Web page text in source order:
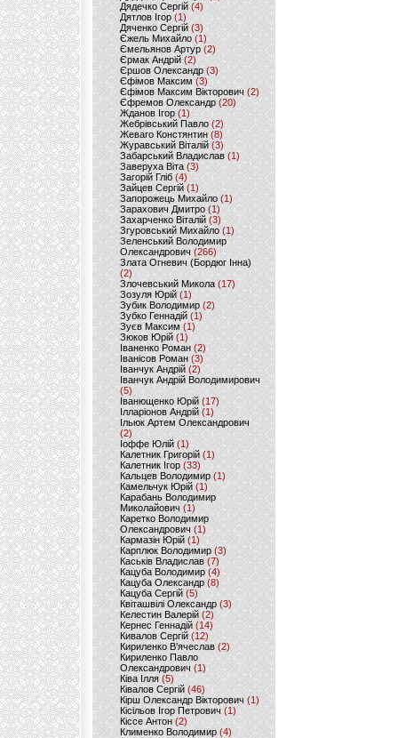
Дядечко Сергій (4)
Дятлов Ігор (1)
Дяченко Сергій (3)
Єжель Михайло (1)
Ємельянов Артур (2)
Єрмак Андрій (2)
Єршов Олександр (3)
Єфімов Максим (3)
Єфімов Максим Вікторович (2)
Єфремов Олександр (20)
Жданов Ігор (1)
Жебрівський Павло (2)
Жеваго Констянтин (8)
Журавський Віталій (3)
Забарський Владислав (1)
Заверуха Віта (3)
Загорій Гліб (4)
Зайцев Сергій(1)
Запорожець Михайло (1)
Зарахович Дмитро (1)
Захарченко Віталій (3)
Згуровський Михайло (1)
Зеленський Володимир
Олександрович (266)
Злата Огневич (Бордюг Інна)
(2)
Злочевський Микола(17)
Зозуля Юрій (1)
Зубик Володимир (2)
Зубко Геннадій (1)
Зуєв Максим(1)
Зюков Юрій (1)
Іваненко Роман (2)
Іванісов Роман (3)
Іванчук Андрій(2)
Іванчук Андрій Володимирович
(5)
Іванющенко Юрій (17)
Ілларіонов Андрій (1)
Ільюк Артем Олександрович
(2)
Іоффе Юлій (1)
Калетник Григорій(1)
Калетник Ігор (33)
Кальцев Володимир(1)
Камельчук Юрій (1)
Карабань Володимир
Миколайович (1)
Каретко Володимир
Олександрович (1)
Кармазін Юрій(1)
Карплюк Володимир(3)
Каськів Владислав (7)
Кацуба Володимир (4)
Кацуба Олександр (8)
Кацуба Сергій (5)
Квіташвілі Олександр(3)
Келестин Валерій(2)
Кернес Геннадій (14)
Кивалов Сергій (12)
Кириленко В’ячеслав (2)
Кириленко Павло
Олександрович (1)
Ківа Ілля (5)
Ківалов Сергій(46)
Кірш Олександр Вікторович (1)
Кісільов Ігор Петрович (1)
Кіссе Антон (2)
Клименко Володимир(4)